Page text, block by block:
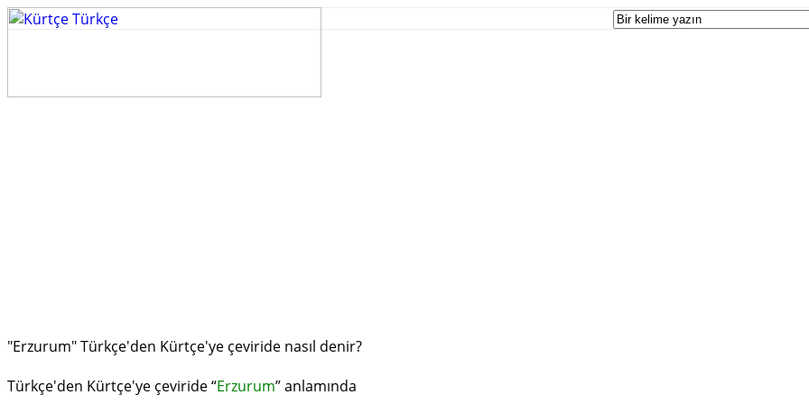
"Erzurum" Türkçe'den Kürtçe'ye çeviride nasıl denir?
Türkçe'den Kürtçe'ye çeviride “Erzurum” anlamında